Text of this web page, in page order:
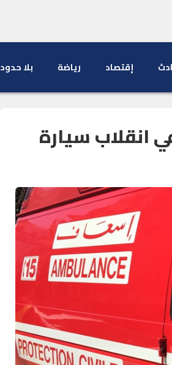
إقتصاد رياضة بلا حدود
طفلة وإصابة 4 في انقلاب سيارة